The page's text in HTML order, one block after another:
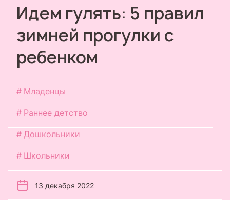
Идем гулять: 5 правил
зимней прогулки с
ребенком
Младенцы
Раннее детство
Дошкольники
Школьники
13 декабря 2022